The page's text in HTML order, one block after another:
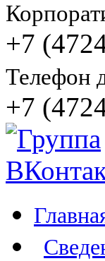
+7
Телефон
+7